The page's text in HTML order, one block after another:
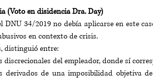
(Voto en disidencia Dra. Day)
DNU 34/2019 no debía aplicarse en este
en contexto de crisis.
distinguió entre:
discrecionales del empleador, donde sí
derivados de una imposibilidad objetiva